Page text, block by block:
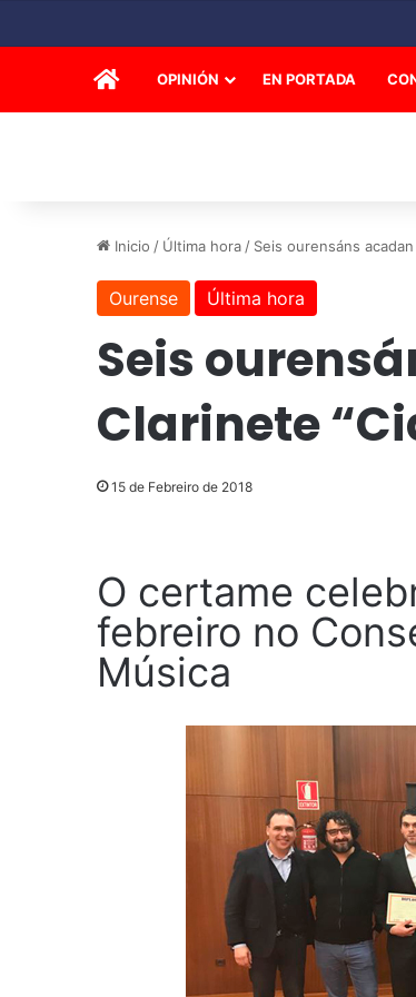
INICIOOPINIÓN EN PORTADA
Inicio / Última hora / Seis ourensáns
Ourense Última hora
Seis
Clarinete
15 de Febreiro de 2018
O certame
febreiro no
Música